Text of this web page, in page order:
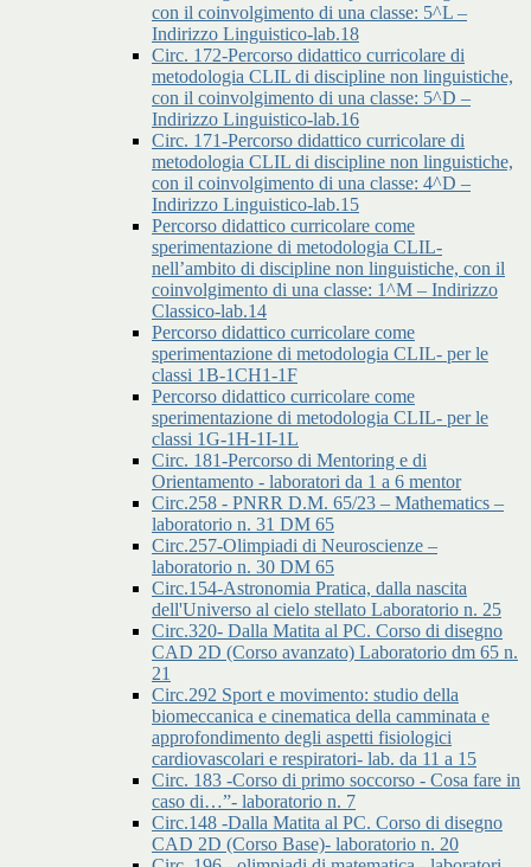
con il coinvolgimento di una classe: 5^L –
Indirizzo Linguistico-lab.18
Circ. 172-Percorso didattico curricolare di
metodologia CLIL di discipline non linguistiche,
con il coinvolgimento di una classe: 5^D –
Indirizzo Linguistico-lab.16
Circ. 171-Percorso didattico curricolare di
metodologia CLIL di discipline non linguistiche,
con il coinvolgimento di una classe: 4^D –
Indirizzo Linguistico-lab.15
Percorso didattico curricolare come
sperimentazione di metodologia CLIL-
nell’ambito di discipline non linguistiche, con il
coinvolgimento di una classe: 1^M – Indirizzo
Classico-lab.14
Percorso didattico curricolare come
sperimentazione di metodologia CLIL- per le
classi 1B-1CH1-1F
Percorso didattico curricolare come
sperimentazione di metodologia CLIL- per le
classi 1G-1H-1I-1L
Circ. 181-Percorso di Mentoring e di
Orientamento - laboratori da 1 a 6 mentor
Circ.258 - PNRR D.M. 65/23 – Mathematics –
laboratorio n. 31 DM 65
Circ.257-Olimpiadi di Neuroscienze –
laboratorio n. 30 DM 65
Circ.154-Astronomia Pratica, dalla nascita
dell'Universo al cielo stellato Laboratorio n. 25
Circ.320- Dalla Matita al PC. Corso di disegno
CAD 2D (Corso avanzato) Laboratorio dm 65 n.
21
Circ.292 Sport e movimento: studio della
biomeccanica e cinematica della camminata e
approfondimento degli aspetti fisiologici
cardiovascolari e respiratori- lab. da 11 a 15
Circ. 183 -Corso di primo soccorso - Cosa fare in
caso di…”- laboratorio n. 7
Circ.148 -Dalla Matita al PC. Corso di disegno
CAD 2D (Corso Base)- laboratorio n. 20